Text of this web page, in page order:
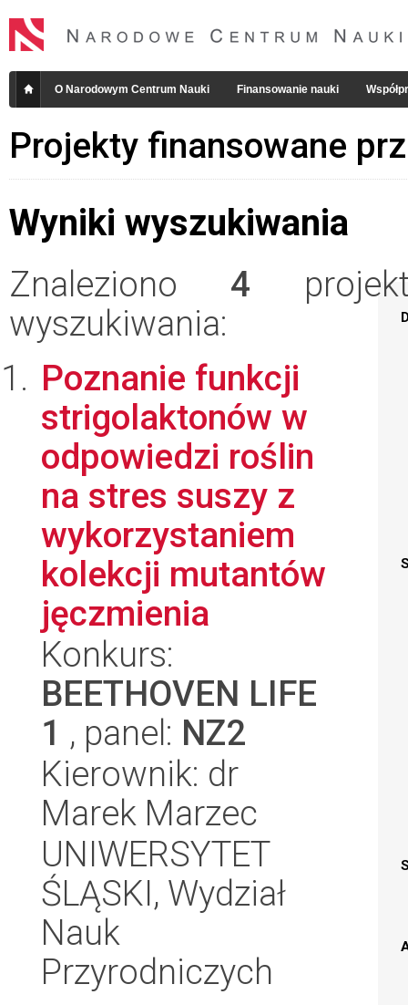
O Narodowym Centrum Nauki Finansowanie nauki
Projekty finansowane
Wyniki wyszukiwania
Znaleziono 4
wyszukiwania:
Poznanie funkcji
strigolaktonów w
odpowiedzi roślin
na stres suszy z
wykorzystaniem
kolekcji mutantów
jęczmienia
Konkurs:
BEETHOVEN LIFE
1 , panel: NZ2
Kierownik: dr
Marek Marzec
UNIWERSYTET
ŚLĄSKI, Wydział
Nauk
Przyrodniczych